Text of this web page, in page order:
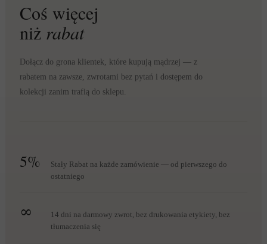
Coś więcej
niż rabat
Dołącz do grona klientek, które kupują mądrzej — z
rabatem na zawsze, zwrotami bez pytań i dostępem do
kolekcji zanim trafią do sklepu.
5%
Stały Rabat na każde zamówienie — od pierwszego do
ostatniego
∞
14 dni na darmowy zwrot, bez drukowania etykiety, bez
tłumaczenia się